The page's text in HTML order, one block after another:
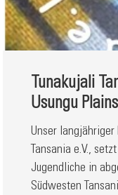
Tunakujali
Usungu Plains
Unser langjähriger
Tansania e.V.,
Jugendliche in
Südwesten